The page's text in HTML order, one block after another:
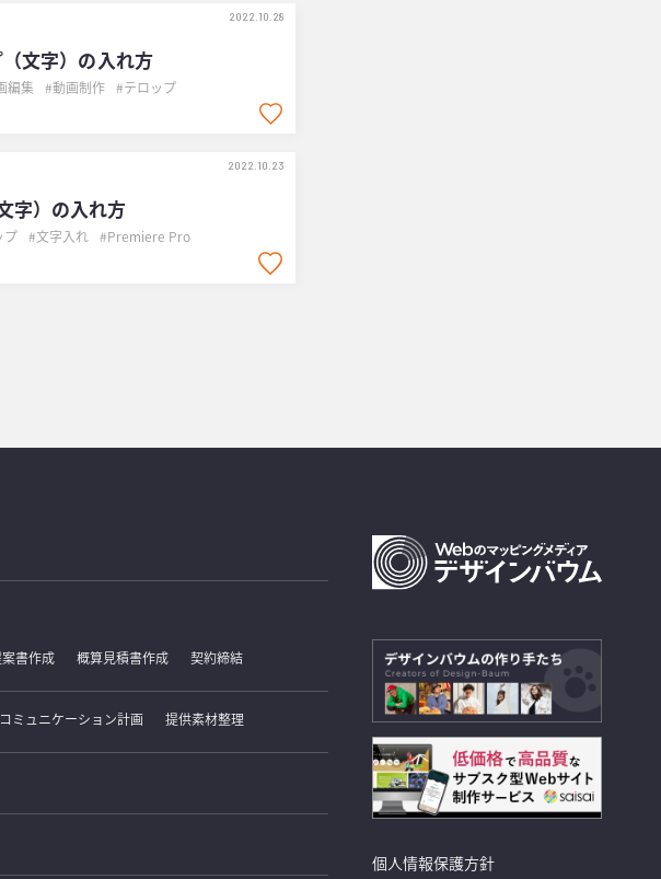
文字）の入れ方
2022.10.28
編集 動画制作
テロップ
字）の入れ方
2022.10.23
プ 文字入れ
Premiere Pro
書作成 概算見積書作成 契約締結
コミュニケーション計画 提供素材整理
個人情報保護方針